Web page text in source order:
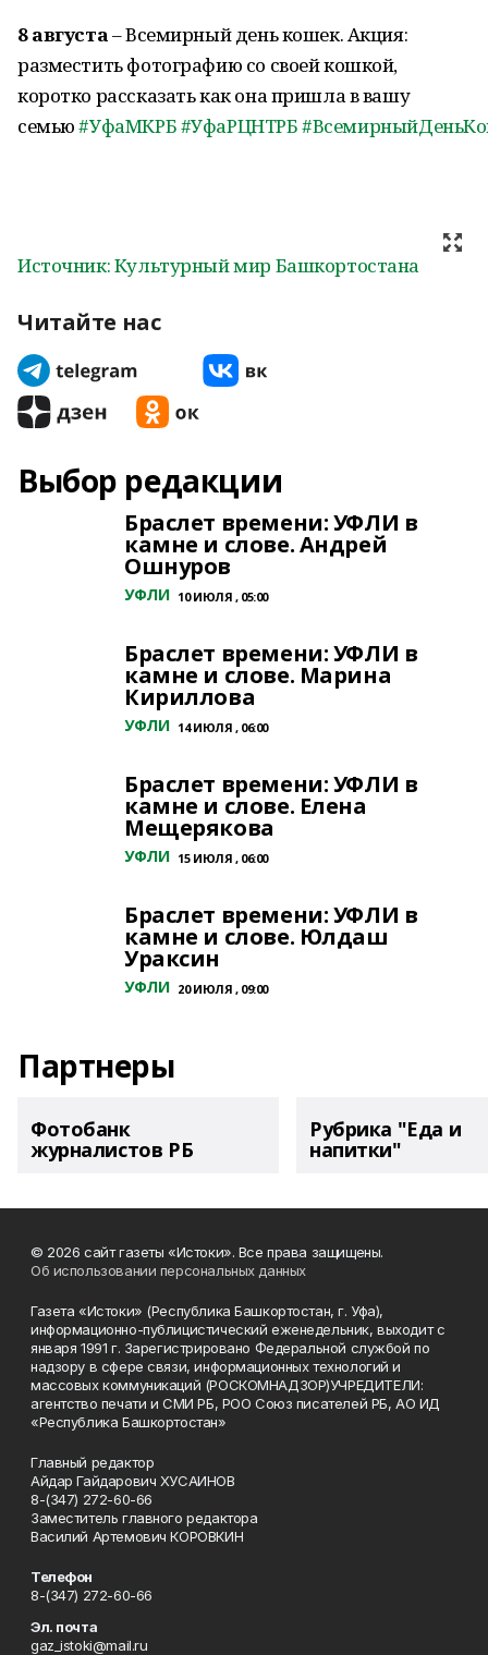
8 августа– Всемирный день кошек. Акция:
разместить фотографию со своей кошкой,
коротко рассказать как она пришла в вашу
семью#УфаМКРБ#УфаРЦНТРБ
Источник: Культурный мир Башкортостана
Читайте нас
Выбор редакции
Браслет времени: УФЛИ в
камне и слове. Андрей
Ошнуров
УФЛИ 10 ИЮЛЯ , 05:00
Браслет времени: УФЛИ в
камне и слове. Марина
Кириллова
УФЛИ 14 ИЮЛЯ , 06:00
Браслет времени: УФЛИ в
камне и слове. Елена
Мещерякова
УФЛИ 15 ИЮЛЯ , 06:00
Браслет времени: УФЛИ в
камне и слове. Юлдаш
Ураксин
УФЛИ 20 ИЮЛЯ , 09:00
Партнеры
Фотобанк
журналистов РБ
Рубрика "Еда и
напитки"
© 2026 сайт газеты «Истоки». Все права защищены.
Об использовании персональных данных
Газета «Истоки» (Республика Башкортостан, г. Уфа),
информационно-публицистический еженедельник, выходит с
января 1991 г. Зарегистрировано Федеральной службой по
надзору в сфере связи, информационных технологий и
массовых коммуникаций (РОСКОМНАДЗОР)УЧРЕДИТЕЛИ:
агентство печати и СМИ РБ, РОО Союз писателей РБ, АО ИД
«Республика Башкортостан»
Главный редактор
Айдар Гайдарович ХУСАИНОВ
8-(347) 272-60-66
Заместитель главного редактора
Василий Артемович КОРОВКИН
Телефон
8-(347) 272-60-66
Эл. почта
gaz_istoki@mail.ru